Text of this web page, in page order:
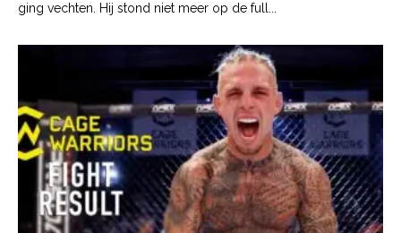
ging vechten. Hij stond niet meer op de full...